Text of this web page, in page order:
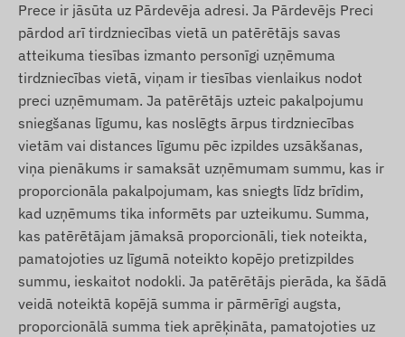
Prece ir jāsūta uz Pārdevēja adresi. Ja Pārdevējs Preci
pārdod arī tirdzniecības vietā un patērētājs savas
atteikuma tiesības izmanto personīgi uzņēmuma
tirdzniecības vietā, viņam ir tiesības vienlaikus nodot
preci uzņēmumam. Ja patērētājs uzteic pakalpojumu
sniegšanas līgumu, kas noslēgts ārpus tirdzniecības
vietām vai distances līgumu pēc izpildes uzsākšanas,
viņa pienākums ir samaksāt uzņēmumam summu, kas ir
proporcionāla pakalpojumam, kas sniegts līdz brīdim,
kad uzņēmums tika informēts par uzteikumu. Summa,
kas patērētājam jāmaksā proporcionāli, tiek noteikta,
pamatojoties uz līgumā noteikto kopējo pretizpildes
summu, ieskaitot nodokli. Ja patērētājs pierāda, ka šādā
veidā noteiktā kopējā summa ir pārmērīgi augsta,
proporcionālā summa tiek aprēķināta, pamatojoties uz